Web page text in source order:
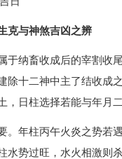
克与神煞吉凶之辨
于纳畜收成后的宰割收
除十二神中主了结收成
，日柱选择若能与年月
。年柱丙午火炎之势若
水势过旺，水火相激则